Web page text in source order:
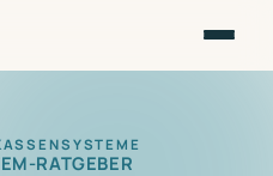
RATGEBER